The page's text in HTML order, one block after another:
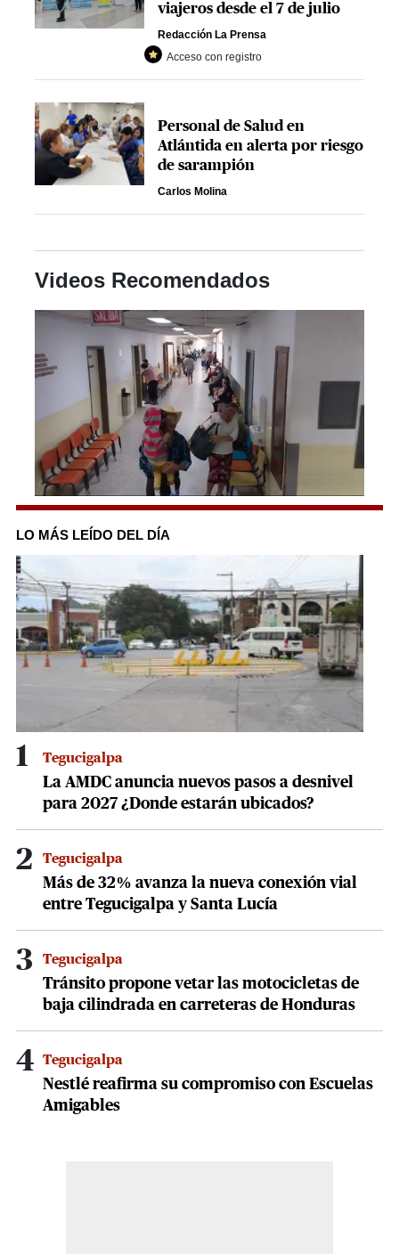
viajeros desde el 7 de julio
Redacción La Prensa
Acceso con registro
Personal de Salud en
Atlántida en alerta por riesgo
de sarampión
Carlos Molina
Videos Recomendados
0
of
1
minute,
32
seconds
LO MÁS LEÍDO DEL DÍA
1 Tegucigalpa
La AMDC anuncia nuevos pasos a desnivel
para 2027 ¿Donde estarán ubicados?
2 Tegucigalpa
Más de 32% avanza la nueva conexión vial
entre Tegucigalpa y Santa Lucía
3 Tegucigalpa
Tránsito propone vetar las motocicletas de
baja cilindrada en carreteras de Honduras
4 Tegucigalpa
Nestlé reafirma su compromiso con Escuelas
Amigables